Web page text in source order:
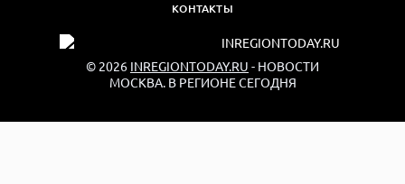
КОНТАКТЫ
© 2026 INREGIONTODAY.RU - НОВОСТИ
МОСКВА. В РЕГИОНЕ СЕГОДНЯ